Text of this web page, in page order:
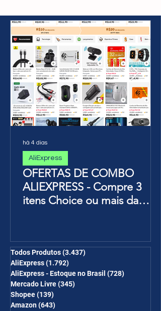
Pix // R$404,91 em 12X
OFERTAS DE COMBO
ALIEXPRESS - Compre 3
itens Choice ou mais da
desc em 6 itens/R$25 de
desc em 10 itens) OS
CUPONS SÃO VÁLIDOS NO
COMBO
AliExpress
há 4 dias
Todos Produtos(3.437)
AliExpress(1.792)
AliExpress - Estoque no Brasil (728)
Mercado Livre(345)
Shopee(139)
Amazon(643)